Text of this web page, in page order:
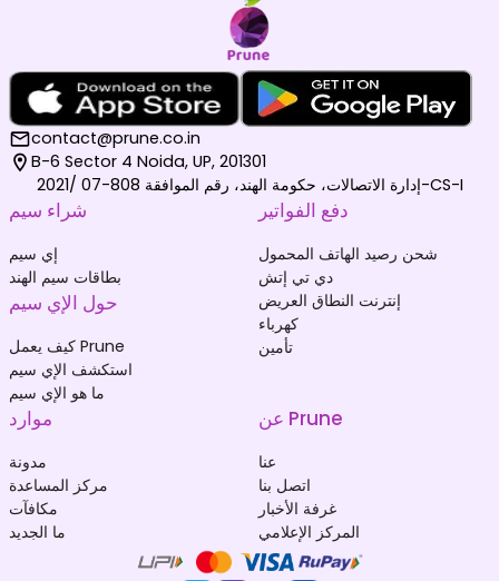
contact@prune.co.in
B-6 Sector 4 Noida, UP, 201301
إدارة الاتصالات، حكومة الهند، رقم الموافقة 808-07 /2021-CS-I
شراء سيم
إي سيم
بطاقات سيم الهند
حول الإي سيم
كيف يعمل Prune
استكشف الإي سيم
ما هو الإي سيم
دفع الفواتير
شحن رصيد الهاتف المحمول
دي تي إتش
إنترنت النطاق العريض
كهرباء
تأمين
موارد
مدونة
مركز المساعدة
مكافآت
ما الجديد
عن Prune
عنا
اتصل بنا
غرفة الأخبار
المركز الإعلامي